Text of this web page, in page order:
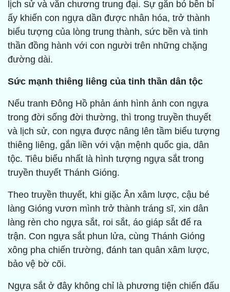
lịch sử và văn chương trung đại. Sự gắn bó bền bỉ
ấy khiến con ngựa dần được nhân hóa, trở thành
biểu tượng của lòng trung thành, sức bền và tinh
thần đồng hành với con người trên những chặng
đường dài.
Sức mạnh thiêng liêng của tinh thần dân tộc
Nếu tranh Đông Hồ phản ánh hình ảnh con ngựa
trong đời sống đời thường, thì trong truyền thuyết
và lịch sử, con ngựa được nâng lên tầm biểu tượng
thiêng liêng, gắn liền với vận mệnh quốc gia, dân
tộc. Tiêu biểu nhất là hình tượng ngựa sắt trong
truyền thuyết Thánh Gióng.
Theo truyền thuyết, khi giặc Ân xâm lược, cậu bé
làng Gióng vươn mình trở thành tráng sĩ, xin dân
làng rèn cho ngựa sắt, roi sắt, áo giáp sắt để ra
trận. Con ngựa sắt phun lửa, cùng Thánh Gióng
xông pha chiến trường, đánh tan quân xâm lược,
bảo vệ bờ cõi.
Ngựa sắt ở đây không chỉ là phương tiện chiến đấu